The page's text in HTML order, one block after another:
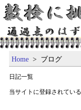
Home > ブログ
日記一覧
当サイトに登録されてい